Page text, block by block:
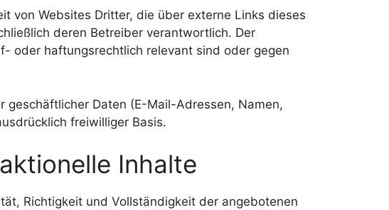
von Websites Dritter, die über externe Links dieses
deren Betreiber verantwortlich. Der
oder haftungsrechtlich relevant sind oder gegen
Daten (E-Mail-Adressen, Namen,
freiwilliger Basis.
Inhalte
Richtigkeit und Vollständigkeit der angebotenen